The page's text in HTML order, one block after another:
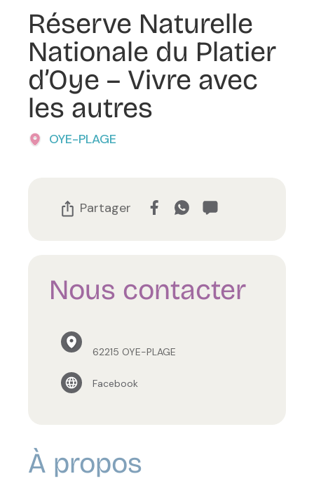
Réserve Naturelle
Nationale du Platier
d’Oye – Vivre avec
les autres
OYE-PLAGE
Partager
Nous contacter
62215 OYE-PLAGE
Facebook
À propos